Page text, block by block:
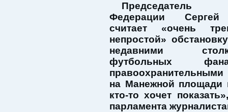
Федерации
считает «очень
непростой»
недавними
футбольных
на Манежной площади
кто-то хочет
парламента